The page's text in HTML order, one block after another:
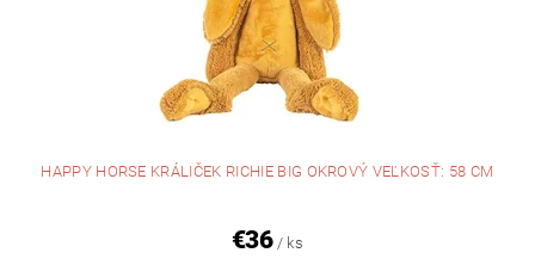
HAPPY HORSE KRÁLIČEK RICHIE BIG OKROVÝ VEĽKOSŤ: 58 CM
€36 / ks